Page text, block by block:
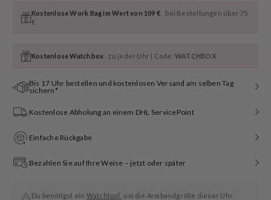
Kostenlose Work Bag im Wert von 109 €
bei Bestellungen über 75
€
Kostenlose Watchbox zu jeder Uhr | Code:WATCHBOX
Bis 17 Uhr bestellen und kostenlosen Versand am selben Tag
sichern*
Kostenlose Abholung an einem DHL ServicePoint
Einfache Rückgabe
Bezahlen Sie auf Ihre Weise – jetzt oder später
Du benötigst ein Watchtool
, um die Armbandgröße dieser Uhr